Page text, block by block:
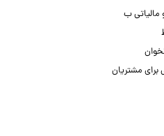
مالیاتی ب
برای مشتریان